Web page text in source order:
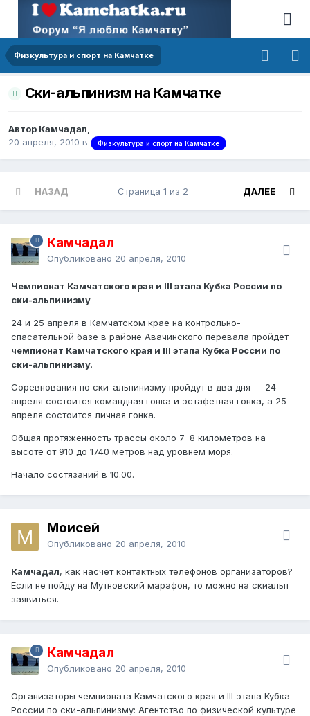
Физкультура и спорт на Камчатке
Cки-альпинизм на Камчатке
Автор Камчадал,
20 апреля, 2010 в Физкультура и спорт на Камчатке
НАЗАД ДАЛЕЕ
Страница 1 из 2
Камчадал
Опубликовано 20 апреля, 2010
Чемпионат Камчатского края и III этапа Кубка России по
ски-альпинизму
24 и 25 апреля в Камчатском крае на контрольно-
спасательной базе в районе Авачинского перевала пройдет
чемпионат Камчатского края и III этапа Кубка России по
ски-альпинизму.
Соревнования по ски-альпинизму пройдут в два дня — 24
апреля состоится командная гонка и эстафетная гонка, а 25
апреля состоится личная гонка.
Общая протяженность трассы около 7–8 километров на
высоте от 910 до 1740 метров над уровнем моря.
Начало состязаний в 10.00.
Моисей
Опубликовано 20 апреля, 2010
Камчадал, как насчёт контактных телефонов организаторов?
Если не пойду на Мутновский марафон, то можно на скиальп
заявиться.
Камчадал
Опубликовано 20 апреля, 2010
Организаторы чемпионата Камчатского края и III этапа Кубка
России по ски-альпинизму: Агентство по физической культуре